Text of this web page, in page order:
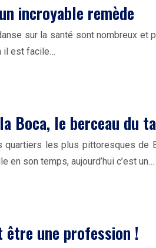
incroyable remède
sur la santé sont nombreux et
il est facile…
Boca, le berceau du
quartiers les plus pittoresques de
en son temps, aujourd’hui c’est un…
être une profession !